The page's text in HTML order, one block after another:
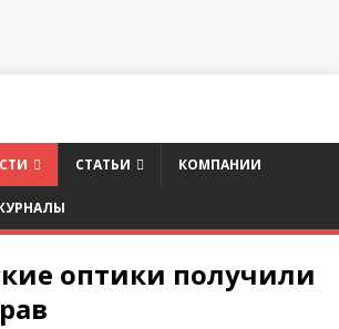
СТАТЬИ КОМПАНИИ
оптики получили